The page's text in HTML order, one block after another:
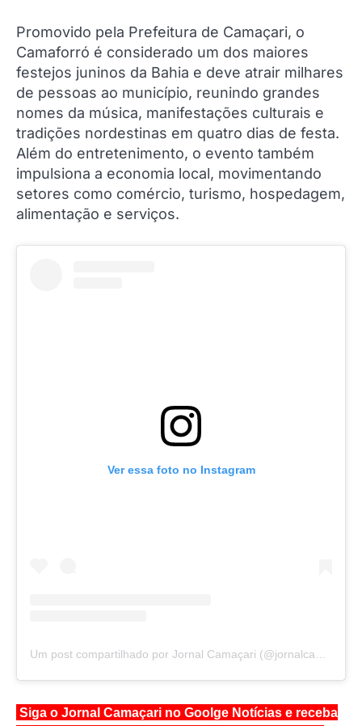
Promovido pela Prefeitura de Camaçari, o
Camaforró é considerado um dos maiores
festejos juninos da Bahia e deve atrair milhares
de pessoas ao município, reunindo grandes
nomes da música, manifestações culturais e
tradições nordestinas em quatro dias de festa.
Além do entretenimento, o evento também
impulsiona a economia local, movimentando
setores como comércio, turismo, hospedagem,
alimentação e serviços.
Ver essa foto no Instagram
Um post compartilhado por Jornal Camaçari (@jornalcamacari)
Siga o Jornal Camaçari no Goolge Notícias e receba